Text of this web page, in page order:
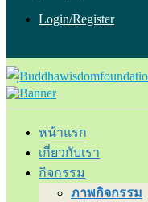
Login/Register
หน้าแรก
เกี่ยวกับเรา
กิจกรรม
ภาพกิจกรรม